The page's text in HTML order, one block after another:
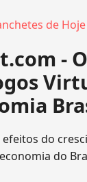
de Hoje
-
efeitos do
do